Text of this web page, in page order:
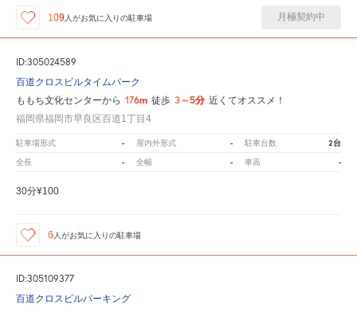
109 人がお気に入りの駐車場 月極契約中
ID:305024589
百道クロスビルタイムパーク
ももち文化センターから 176m 徒歩 3～5分 近くてオススメ！
福岡県福岡市早良区百道1丁目4
駐車場形式 - 屋内外形式 - 駐車台数 2台
全長 - 全幅 - 車高 -
30分¥100
6 人がお気に入りの駐車場
ID:305109377
百道クロスビルパーキング